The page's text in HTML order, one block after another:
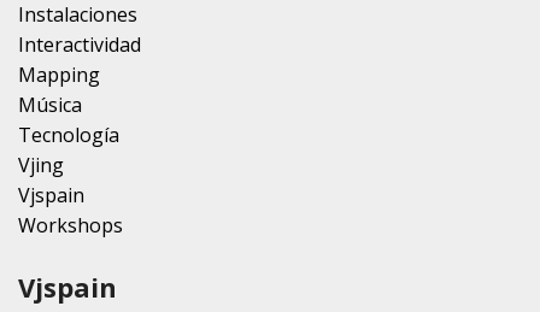
Instalaciones
Interactividad
Mapping
Música
Tecnología
Vjing
Vjspain
Workshops
Vjspain